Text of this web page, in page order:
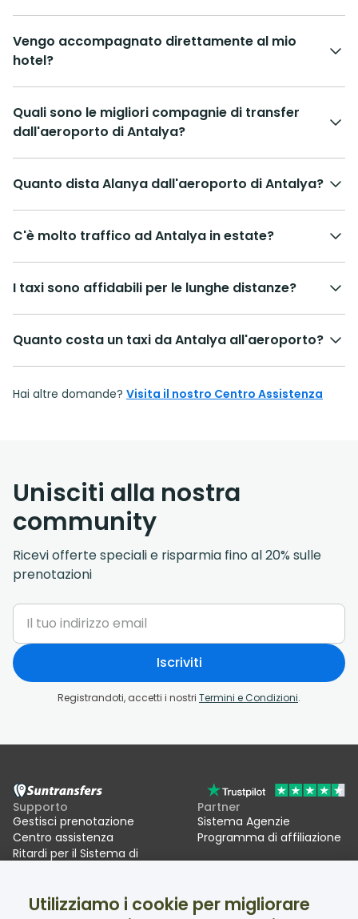
Vengo accompagnato direttamente al mio
hotel?
Quali sono le migliori compagnie di transfer
dall'aeroporto di Antalya?
Quanto dista Alanya dall'aeroporto di Antalya?
C'è molto traffico ad Antalya in estate?
I taxi sono affidabili per le lunghe distanze?
Quanto costa un taxi da Antalya all'aeroporto?
Hai altre domande? Visita il nostro Centro Assistenza
Unisciti alla nostra
community
Ricevi offerte speciali e risparmia fino al 20% sulle
prenotazioni
Iscriviti
Registrandoti, accetti i nostri Termini e Condizioni.
Supporto
Gestisci prenotazione
Centro assistenza
Ritardi per il Sistema di
Partner
Sistema Agenzie
Programma di affiliazione
Suntransfers
Social
Utilizziamo i cookie per migliorare